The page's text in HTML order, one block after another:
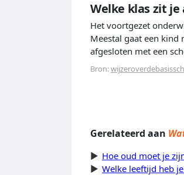
Welke klas zit je
Het voortgezet
Meestal gaat een
afgesloten met een
Bron:
Gerelateerd aan
Hoe oud moet je
Welke leeftijd heb